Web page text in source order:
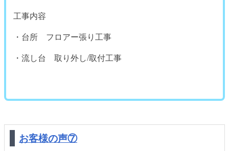
工事内容
・台所 フロアー張り工事
・流し台 取り外し/取付工事
お客様の声⑦